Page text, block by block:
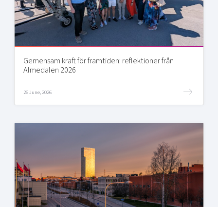
Gemensam kraft för framtiden: reflektioner från
Almedalen 2026
26 June, 2026